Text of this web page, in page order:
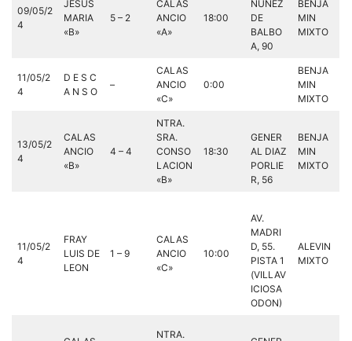
09/05/2
4
JESUS
MARIA
«B»
5 – 2
CALAS
ANCIO
«A»
18:00
NUÑEZ
DE
BALBO
A, 90
BENJA
MIN
MIXTO
11/05/2
4
D E S C
A N S O
–
CALAS
ANCIO
«C»
0:00
BENJA
MIN
MIXTO
13/05/2
4
CALAS
ANCIO
«B»
4 – 4
NTRA.
SRA.
CONSO
LACION
«B»
18:30
GENER
AL DIAZ
PORLIE
R, 56
BENJA
MIN
MIXTO
11/05/2
4
FRAY
LUIS DE
LEON
1 – 9
CALAS
ANCIO
«C»
10:00
AV.
MADRI
D, 55.
PISTA 1
(VILLAV
ICIOSA
ODON)
ALEVIN
MIXTO
NTRA.